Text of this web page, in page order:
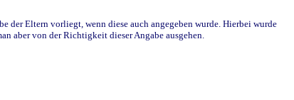
der Eltern vorliegt, wenn diese auch angegeben wurde. Hierbei wurde
aber von der Richtigkeit dieser Angabe ausgehen.